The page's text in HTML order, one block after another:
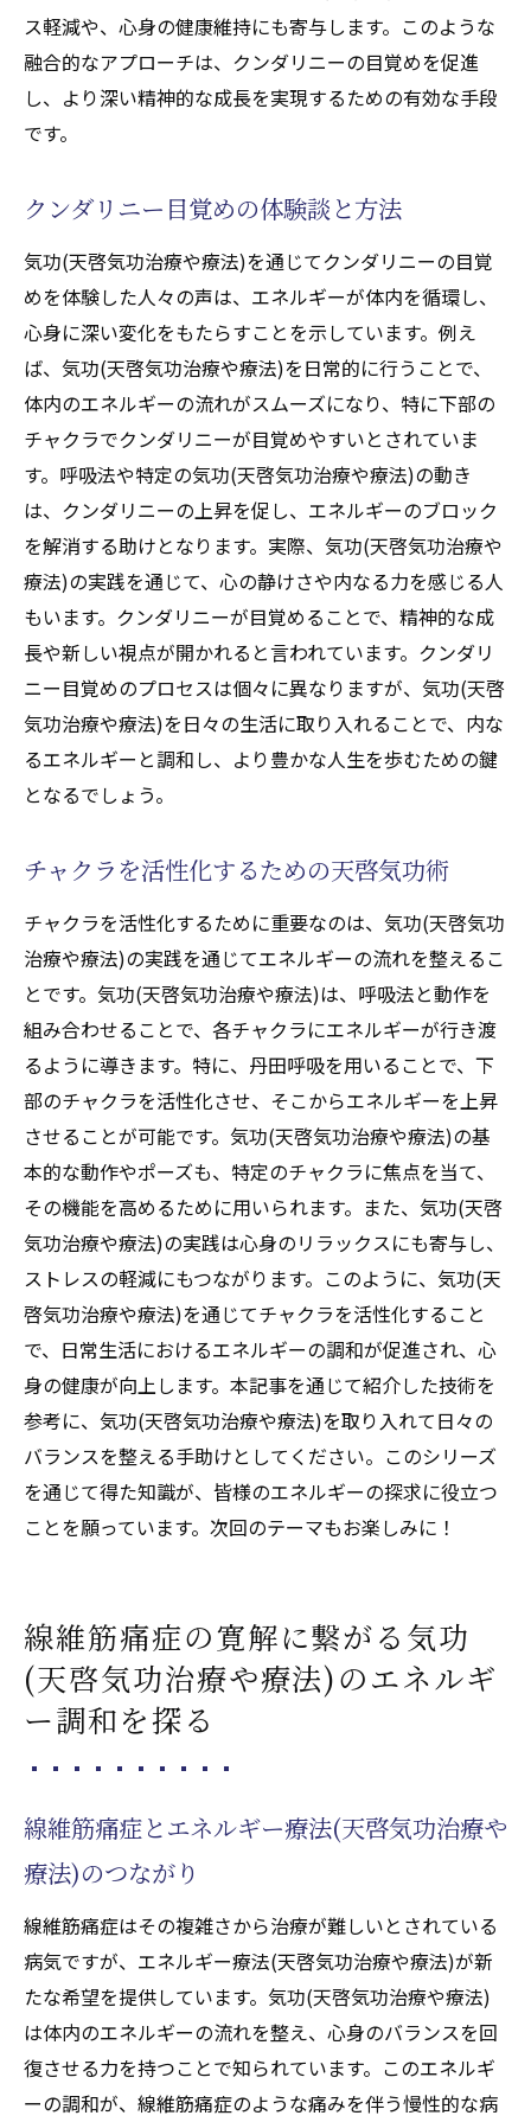
ス軽減や、心身の健康維持にも寄与します。このような
融合的なアプローチは、クンダリニーの目覚めを促進
し、より深い精神的な成長を実現するための有効な手段
です。
クンダリニー目覚めの体験談と方法
気功(天啓気功治療や療法)を通じてクンダリニーの目覚
めを体験した人々の声は、エネルギーが体内を循環し、
心身に深い変化をもたらすことを示しています。例え
ば、気功(天啓気功治療や療法)を日常的に行うことで、
体内のエネルギーの流れがスムーズになり、特に下部の
チャクラでクンダリニーが目覚めやすいとされていま
す。呼吸法や特定の気功(天啓気功治療や療法)の動き
は、クンダリニーの上昇を促し、エネルギーのブロック
を解消する助けとなります。実際、気功(天啓気功治療や
療法)の実践を通じて、心の静けさや内なる力を感じる人
もいます。クンダリニーが目覚めることで、精神的な成
長や新しい視点が開かれると言われています。クンダリ
ニー目覚めのプロセスは個々に異なりますが、気功(天啓
気功治療や療法)を日々の生活に取り入れることで、内な
るエネルギーと調和し、より豊かな人生を歩むための鍵
となるでしょう。
チャクラを活性化するための天啓気功術
チャクラを活性化するために重要なのは、気功(天啓気功
治療や療法)の実践を通じてエネルギーの流れを整えるこ
とです。気功(天啓気功治療や療法)は、呼吸法と動作を
組み合わせることで、各チャクラにエネルギーが行き渡
るように導きます。特に、丹田呼吸を用いることで、下
部のチャクラを活性化させ、そこからエネルギーを上昇
させることが可能です。気功(天啓気功治療や療法)の基
本的な動作やポーズも、特定のチャクラに焦点を当て、
その機能を高めるために用いられます。また、気功(天啓
気功治療や療法)の実践は心身のリラックスにも寄与し、
ストレスの軽減にもつながります。このように、気功(天
啓気功治療や療法)を通じてチャクラを活性化すること
で、日常生活におけるエネルギーの調和が促進され、心
身の健康が向上します。本記事を通じて紹介した技術を
参考に、気功(天啓気功治療や療法)を取り入れて日々の
バランスを整える手助けとしてください。このシリーズ
を通じて得た知識が、皆様のエネルギーの探求に役立つ
ことを願っています。次回のテーマもお楽しみに！
線維筋痛症の寛解に繋がる気功
(天啓気功治療や療法)のエネルギ
ー調和を探る
線維筋痛症とエネルギー療法(天啓気功治療や
療法)のつながり
線維筋痛症はその複雑さから治療が難しいとされている
病気ですが、エネルギー療法(天啓気功治療や療法)が新
たな希望を提供しています。気功(天啓気功治療や療法)
は体内のエネルギーの流れを整え、心身のバランスを回
復させる力を持つことで知られています。このエネルギ
ーの調和が、線維筋痛症のような痛みを伴う慢性的な病